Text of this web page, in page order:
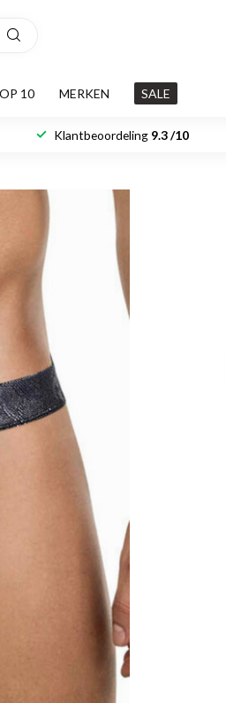
10 MERKEN SALE
Klantbeoordeling 9.3 /10